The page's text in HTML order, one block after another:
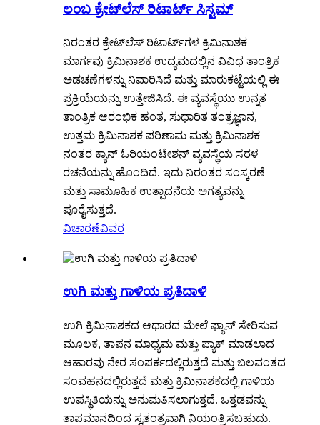
ಲಂಬ ಕ್ರೇಟ್‌ಲೆಸ್ ರಿಟಾರ್ಟ್ ಸಿಸ್ಟಮ್
ನಿರಂತರ ಕ್ರೇಟ್‌ಲೆಸ್ ರಿಟಾರ್ಟ್‌ಗಳ ಕ್ರಿಮಿನಾಶಕ
ಮಾರ್ಗವು ಕ್ರಿಮಿನಾಶಕ ಉದ್ಯಮದಲ್ಲಿನ ವಿವಿಧ ತಾಂತ್ರಿಕ
ಅಡಚಣೆಗಳನ್ನು ನಿವಾರಿಸಿದೆ ಮತ್ತು ಮಾರುಕಟ್ಟೆಯಲ್ಲಿ ಈ
ಪ್ರಕ್ರಿಯೆಯನ್ನು ಉತ್ತೇಜಿಸಿದೆ. ಈ ವ್ಯವಸ್ಥೆಯು ಉನ್ನತ
ತಾಂತ್ರಿಕ ಆರಂಭಿಕ ಹಂತ, ಸುಧಾರಿತ ತಂತ್ರಜ್ಞಾನ,
ಉತ್ತಮ ಕ್ರಿಮಿನಾಶಕ ಪರಿಣಾಮ ಮತ್ತು ಕ್ರಿಮಿನಾಶಕ
ನಂತರ ಕ್ಯಾನ್ ಓರಿಯಂಟೇಶನ್ ವ್ಯವಸ್ಥೆಯ ಸರಳ
ರಚನೆಯನ್ನು ಹೊಂದಿದೆ. ಇದು ನಿರಂತರ ಸಂಸ್ಕರಣೆ
ಮತ್ತು ಸಾಮೂಹಿಕ ಉತ್ಪಾದನೆಯ ಅಗತ್ಯವನ್ನು
ಪೂರೈಸುತ್ತದೆ.
ವಿಚಾರಣೆವಿವರ
ಉಗಿ ಮತ್ತು ಗಾಳಿಯ ಪ್ರತಿದಾಳಿ
ಉಗಿ ಕ್ರಿಮಿನಾಶಕದ ಆಧಾರದ ಮೇಲೆ ಫ್ಯಾನ್ ಸೇರಿಸುವ
ಮೂಲಕ, ತಾಪನ ಮಾಧ್ಯಮ ಮತ್ತು ಪ್ಯಾಕ್ ಮಾಡಲಾದ
ಆಹಾರವು ನೇರ ಸಂಪರ್ಕದಲ್ಲಿರುತ್ತದೆ ಮತ್ತು ಬಲವಂತದ
ಸಂವಹನದಲ್ಲಿರುತ್ತದೆ ಮತ್ತು ಕ್ರಿಮಿನಾಶಕದಲ್ಲಿ ಗಾಳಿಯ
ಉಪಸ್ಥಿತಿಯನ್ನು ಅನುಮತಿಸಲಾಗುತ್ತದೆ. ಒತ್ತಡವನ್ನು
ತಾಪಮಾನದಿಂದ ಸ್ವತಂತ್ರವಾಗಿ ನಿಯಂತ್ರಿಸಬಹುದು.